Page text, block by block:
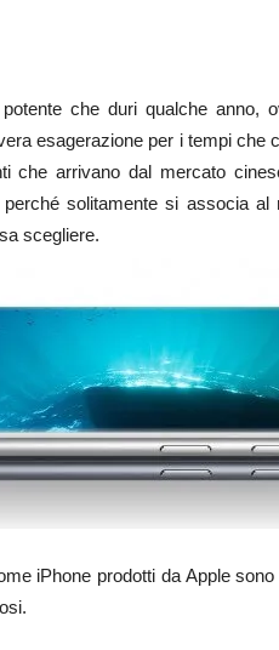
che duri qualche
esagerazione per i tempi che
che arrivano dal mercato
solitamente si associa
scegliere.
iPhone prodotti da Apple